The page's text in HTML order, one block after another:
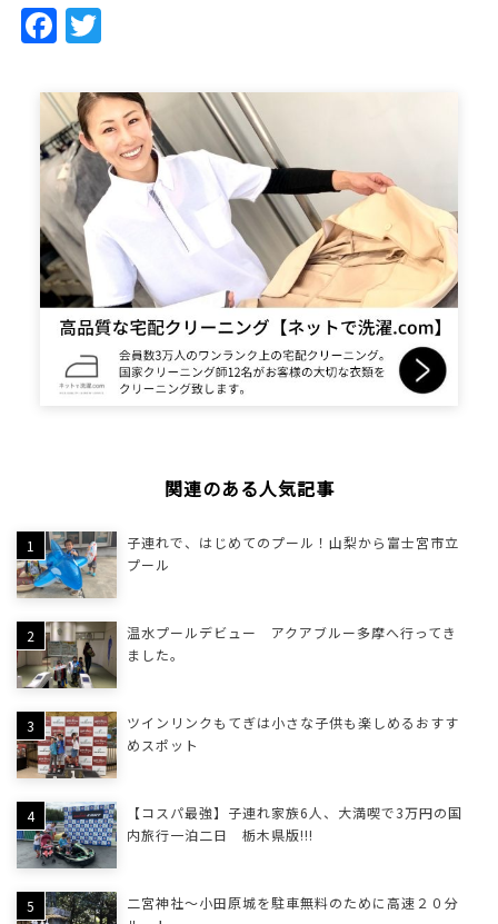
Facebook
関連のある人気記事
子連れで、はじめてのプール！山梨から富士宮市立
プール
温水プールデビュー アクアブルー多摩へ行ってき
ました。
ツインリンクもてぎは小さな子供も楽しめるおすす
めスポット
【コスパ最強】子連れ家族6人、大満喫で3万円の国
内旅行一泊二日 栃木県版!!!
二宮神社～小田原城を駐車無料のために高速２０分